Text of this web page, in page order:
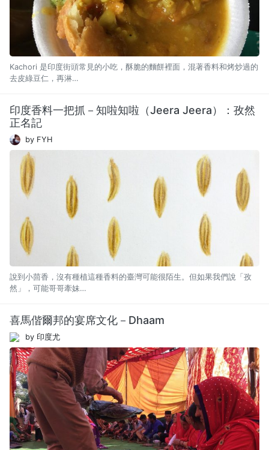
Kachori 是印度街頭常見的小吃，酥脆的麵餅裡面，混著香料和烤炒過的
去皮綠豆仁，再淋…
印度香料一把抓－知啦知啦（Jeera Jeera）：孜然
正名記
by FYH
說到小茴香，沒有種植這種香料的臺灣可能很陌生。但如果我們說「孜
然」，可能哥哥牽妹…
喜馬偕爾邦的宴席文化－Dhaam
by 印度尤